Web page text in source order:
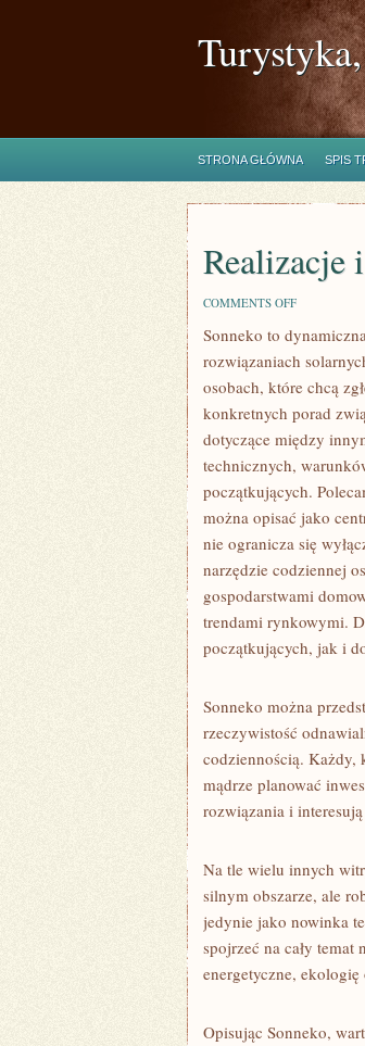
STRONA GŁÓWNA SPIS
Realizacje
COMMENTS OFFON
I
STUDIES
Sonneko to
rozwiązaniach
osobach, które chcą
konkretnych porad
dotyczące między
technicznych,
początkujących.
można opisać jako
nie ogranicza się
narzędzie codziennej
gospodarstwami
trendami rynkowymi.
początkujących, jak i
Sonneko można
rzeczywistość
codziennością. Każdy,
mądrze planować
rozwiązania i
Na tle wielu innych
silnym obszarze, ale
jedynie jako nowinka
spojrzeć na cały
energetyczne,
Opisując Sonneko,